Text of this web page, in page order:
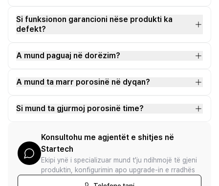
Si funksionon garancioni nëse produkti ka
defekt?
A mund paguaj në dorëzim?
A mund ta marr porosinë në dyqan?
Si mund ta gjurmoj porosinë time?
Konsultohu me agjentët e shitjes në
Startech
Ekipi ynë i specializuar mund t'ju ndihmojë të gjeni
produktin, konfigurimin apo upgrade-in e rradhës